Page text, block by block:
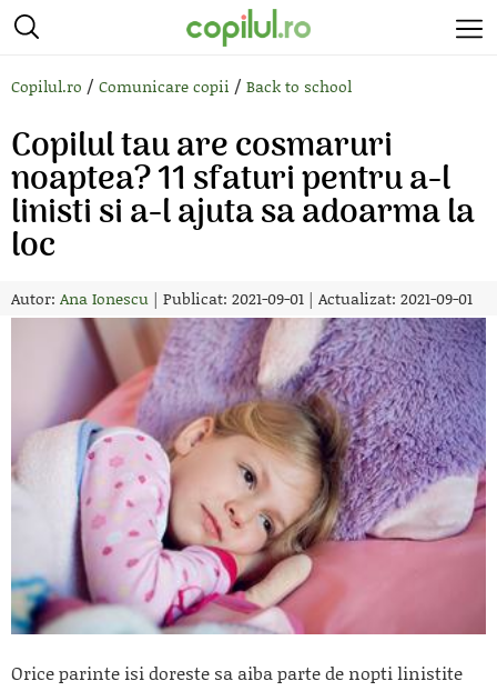
Copilul.ro / Comunicare copii / Back to school
Copilul tau are cosmaruri
noaptea? 11 sfaturi pentru a-l
linisti si a-l ajuta sa adoarma la
loc
Autor: Ana Ionescu | Publicat: 2021-09-01 | Actualizat: 2021-09-01
Orice parinte isi doreste sa aiba parte de nopti linistite